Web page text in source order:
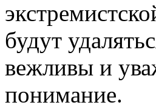
будут
вежливы и
понимание.